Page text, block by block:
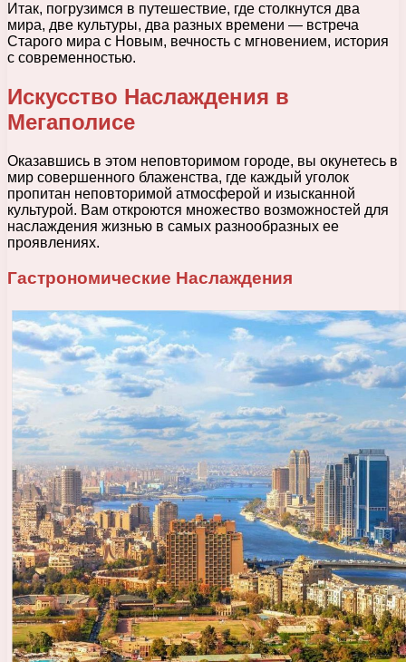
Итак, погрузимся в путешествие, где столкнутся два
мира, две культуры, два разных времени — встреча
Старого мира с Новым, вечность с мгновением, история
с современностью.
Искусство Наслаждения в
Мегаполисе
Оказавшись в этом неповторимом городе, вы окунетесь в
мир совершенного блаженства, где каждый уголок
пропитан неповторимой атмосферой и изысканной
культурой. Вам откроются множество возможностей для
наслаждения жизнью в самых разнообразных ее
проявлениях.
Гастрономические Наслаждения